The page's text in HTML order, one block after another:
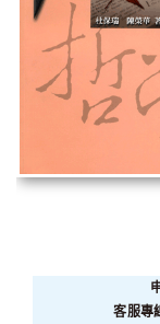
客服專